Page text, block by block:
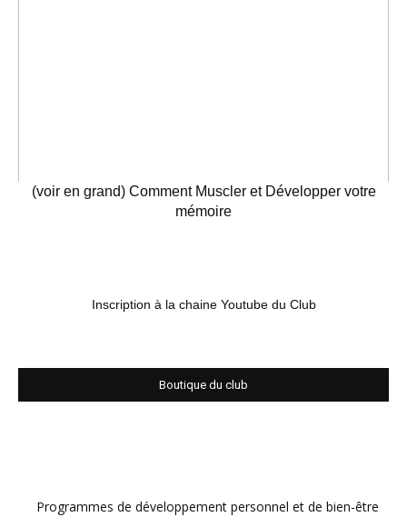
(voir en grand) Comment Muscler et Développer votre
mémoire
Inscription à la chaine Youtube du Club
Boutique du club
Programmes de développement personnel et de bien-être